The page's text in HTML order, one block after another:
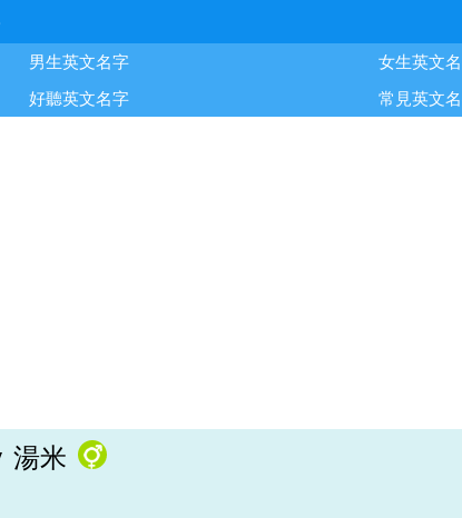
男生英文名字 女生英文
好聽英文名字
常見英文
湯米